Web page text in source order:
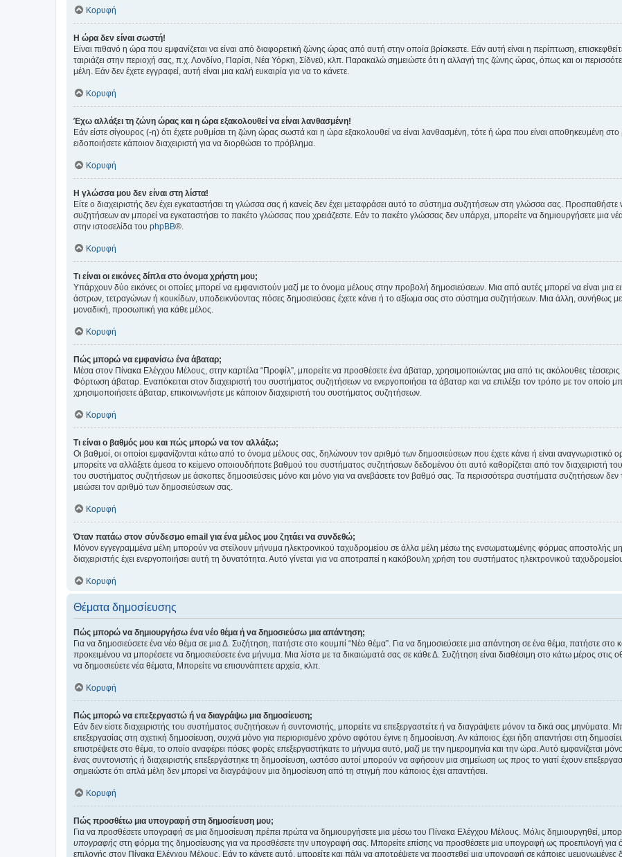
Κορυφή
Η ώρα δεν είναι σωστή!
Είναι πιθανό η ώρα που εμφανίζεται να είναι από διαφορετική ζώνης ώρας από αυτή στην οποία βρίσκεστε. Εάν αυτή είναι η περίπτωση,
ταιριάζει στην περιοχή σας, π.χ. Λονδίνο, Παρίσι, Νέα Υόρκη, Σίδνεϋ, κλπ. Παρακαλώ σημειώστε ότι η αλλαγή της ζώνης ώρας, όπως και οι
μέλη. Εάν δεν έχετε εγγραφεί, αυτή είναι μια καλή ευκαιρία για να το κάνετε.
Κορυφή
Έχω αλλάξει τη ζώνη ώρας και η ώρα εξακολουθεί να είναι λανθασμένη!
Εάν είστε σίγουρος (-η) ότι έχετε ρυθμίσει τη ζώνη ώρας σωστά και η ώρα εξακολουθεί να είναι λανθασμένη, τότε ή ώρα που είναι αποθηκευμένη
ειδοποιήσετε κάποιον διαχειριστή για να διορθώσει το πρόβλημα.
Κορυφή
Η γλώσσα μου δεν είναι στη λίστα!
Είτε ο διαχειριστής δεν έχει εγκαταστήσει τη γλώσσα σας ή κανείς δεν έχει μεταφράσει αυτό το σύστημα συζητήσεων στη γλώσσα σας.
συζητήσεων αν μπορεί να εγκαταστήσει το πακέτο γλώσσας που χρειάζεστε. Εάν το πακέτο γλώσσας δεν υπάρχει, μπορείτε να δημιουργήσετε μια
στην ιστοσελίδα του phpBB®.
Κορυφή
Τι είναι οι εικόνες δίπλα στο όνομα χρήστη μου;
Υπάρχουν δύο εικόνες οι οποίες μπορεί να εμφανιστούν μαζί με το όνομα μέλους στην προβολή δημοσιεύσεων. Μια από αυτές μπορεί να είναι μια
άστρων, τετραγώνων ή κουκίδων, υποδεικνύοντας πόσες δημοσιεύσεις έχετε κάνει ή το αξίωμα σας στο σύστημα συζητήσεων. Μια άλλη, συνήθως
μοναδική, προσωπική για κάθε μέλος.
Κορυφή
Πώς μπορώ να εμφανίσω ένα άβαταρ;
Μέσα στον Πίνακα Ελέγχου Μέλους, στην καρτέλα “Προφίλ”, μπορείτε να προσθέσετε ένα άβαταρ, χρησιμοποιώντας μια από τις ακόλουθες
Φόρτωση άβαταρ. Εναπόκειται στον διαχειριστή του συστήματος συζητήσεων να ενεργοποιήσει τα άβαταρ και να επιλέξει τον τρόπο με τον οποίο
χρησιμοποιήσετε άβαταρ, επικοινωνήστε με κάποιον διαχειριστή του συστήματος συζητήσεων.
Κορυφή
Τι είναι ο βαθμός μου και πώς μπορώ να τον αλλάξω;
Οι βαθμοί, οι οποίοι εμφανίζονται κάτω από το όνομα μέλους σας, δηλώνουν τον αριθμό των δημοσιεύσεων που έχετε κάνει ή είναι αναγνωριστικό
μπορείτε να αλλάξετε άμεσα το κείμενο οποιουδήποτε βαθμού του συστήματος συζητήσεων δεδομένου ότι αυτό καθορίζεται από τον
του συστήματος συζητήσεων με άσκοπες δημοσιεύσεις μόνο και μόνο για να ανεβάσετε τον βαθμό σας. Τα περισσότερα συστήματα συζητήσεων δεν
μειώσει τον αριθμό των δημοσιεύσεων σας.
Κορυφή
Όταν πατάω στον σύνδεσμο email για ένα μέλος μου ζητάει να συνδεθώ;
Μόνον εγγεγραμμένα μέλη μπορούν να στείλουν μήνυμα ηλεκτρονικού ταχυδρομείου σε άλλα μέλη μέσω της ενσωματωμένης φόρμας αποστολής
διαχειριστής έχει ενεργοποιήσει αυτή τη δυνατότητα. Αυτό γίνεται για να αποτραπεί η κακόβουλη χρήση του συστήματος ηλεκτρονικού
Κορυφή
Θέματα δημοσίευσης
Πώς μπορώ να δημιουργήσω ένα νέο θέμα ή να δημοσιεύσω μια απάντηση;
Για να δημοσιεύσετε ένα νέο θέμα σε μια Δ. Συζήτηση, πατήστε στο κουμπί “Νέο θέμα”. Για να δημοσιεύσετε μια απάντηση σε ένα θέμα, πατήστε στο
προκειμένου να μπορέσετε να δημοσιεύσετε ένα μήνυμα. Μια λίστα με τα δικαιώματά σας σε κάθε Δ. Συζήτηση είναι διαθέσιμη στο κάτω μέρος
να δημοσιεύετε νέα θέματα, Μπορείτε να επισυνάπτετε αρχεία, κλπ.
Κορυφή
Πώς μπορώ να επεξεργαστώ ή να διαγράψω μια δημοσίευση;
Εάν δεν είστε διαχειριστής του συστήματος συζητήσεων ή συντονιστής, μπορείτε να επεξεργαστείτε ή να διαγράψετε μόνον τα δικά σας μηνύματα.
επεξεργασίας στη σχετική δημοσίευση, συχνά μόνο για περιορισμένο χρόνο αφότου έγινε η δημοσίευση. Αν κάποιος έχει ήδη απαντήσει στη
επιστρέψετε στο θέμα, το οποίο αναφέρει πόσες φορές επεξεργαστήκατε το μήνυμα αυτό, μαζί με την ημερομηνία και την ώρα. Αυτό εμφανίζεται
ένας συντονιστής ή διαχειριστής επεξεργάστηκε τη δημοσίευση, ωστόσο αυτοί μπορούν να αφήσουν μια σημείωση ως προς το γιατί έχουν
σημειώστε ότι απλά μέλη δεν μπορεί να διαγράψουν μια δημοσίευση από τη στιγμή που κάποιος έχει απαντήσει.
Κορυφή
Πώς προσθέτω μια υπογραφή στη δημοσίευση μου;
Για να προσθέσετε υπογραφή σε μια δημοσίευση πρέπει πρώτα να δημιουργήσετε μια μέσω του Πίνακα Ελέγχου Μέλους. Μόλις δημιουργηθεί,
υπογραφής στη φόρμα της δημοσίευσης για να προσθέσετε την υπογραφή σας. Μπορείτε επίσης να προσθέσετε μια υπογραφή ως προεπιλογή για
επιλογής στον Πίνακα Ελέγχου Μέλους. Εάν το κάνετε αυτό, μπορείτε και πάλι να αποτρέψετε να προστεθεί μια υπογραφή σε κάποιες μεμονωμένες